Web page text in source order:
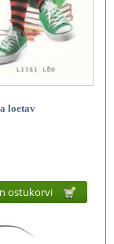
loetav
ostukorvi